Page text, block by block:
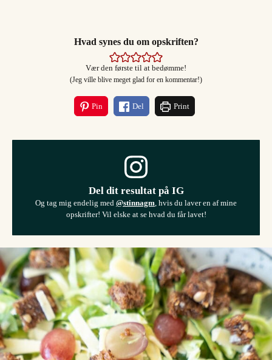
Hvad synes du om opskriften?
Vær den første til at bedømme!
(Jeg ville blive meget glad for en kommentar!)
Pin Del Print
Del dit resultat på IG
Og tag mig endelig med @stinnagm, hvis du laver en af mine
opskrifter! Vil elske at se hvad du får lavet!